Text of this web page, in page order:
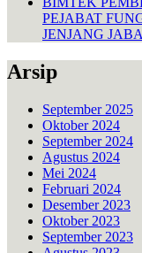
PEJABAT
JENJANG
Arsip
September 2025
Oktober 2024
September 2024
Agustus 2024
Mei 2024
Februari 2024
Desember 2023
Oktober 2023
September 2023